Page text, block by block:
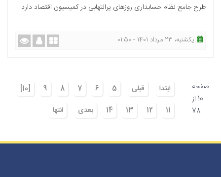
طرح جامع نظام حسابداری روزهای پرالتهابی در کمیسیون اقتصاد دارد
یکشنبه، 23 مرداد 1401 - 01:50
صفحه
10 از
78
ابتدا قبلی 5
6
7
8
9
[10]
11
12
13
14 بعدی انتها